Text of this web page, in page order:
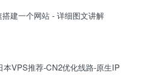
搭建一个网站 - 详细图文讲解
本VPS推荐-CN2优化线路-原生IP